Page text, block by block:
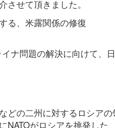
せて頂きました。
る、米露関係の修復
ナ問題の解決に向けて、
どの二州に対するロシアの
NATOがロシアを挑発した